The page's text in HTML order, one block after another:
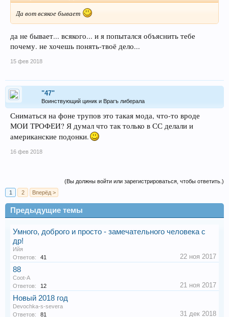
Да вот всякое бывает
да не бывает... всякого... и я попытался объяснить тебе
почему. не хочешь понять-твоё дело...
15 фев 2018
"47"
Воинствующий циник и Врагъ либерала
Сниматься на фоне трупов это такая мода, что-то вроде
МОИ ТРОФЕИ? Я думал что так только в СС делали и
американские подонки.
16 фев 2018
(Вы должны войти или зарегистрироваться, чтобы ответить.)
1
2 Вперёд >
Предыдущие темы
Умного, доброго и просто - замечательного человека с
др!
Ийя
Ответов:
41 22 ноя 2017
88
Coot-A
Ответов:
12 21 ноя 2017
Новый 2018 год
Devochka-s-severa
Ответов:
81 31 дек 2018